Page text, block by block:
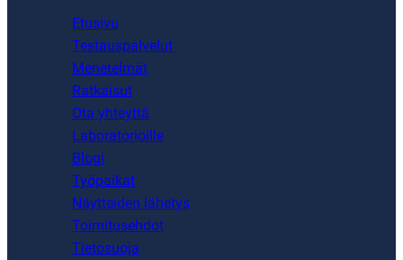
Etusivu
Testauspalvelut
Menetelmät
Ratkaisut
Ota yhteyttä
Laboratorioille
Blogi
Työpaikat
Näytteiden lähetys
Toimitusehdot
Tietosuoja